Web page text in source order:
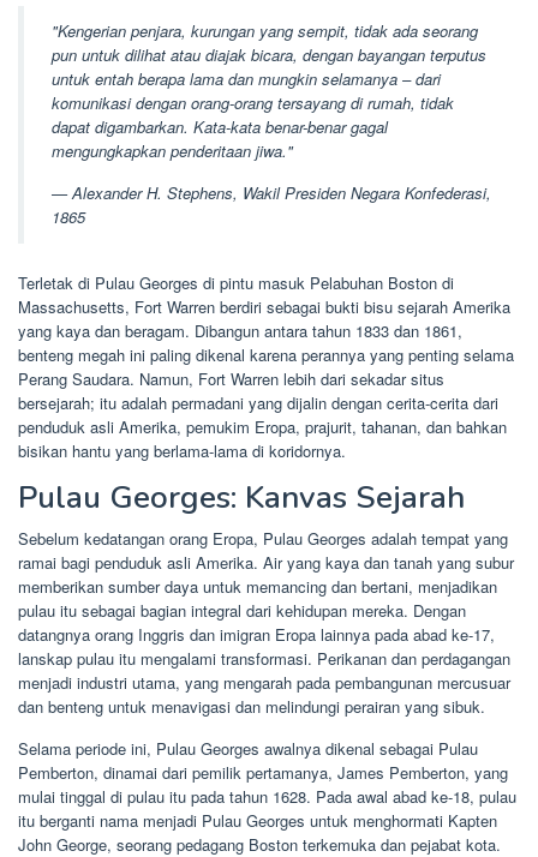
"Kengerian penjara, kurungan yang sempit, tidak ada seorang
pun untuk dilihat atau diajak bicara, dengan bayangan terputus
untuk entah berapa lama dan mungkin selamanya – dari
komunikasi dengan orang-orang tersayang di rumah, tidak
dapat digambarkan. Kata-kata benar-benar gagal
mengungkapkan penderitaan jiwa."
— Alexander H. Stephens, Wakil Presiden Negara Konfederasi,
1865
Terletak di Pulau Georges di pintu masuk Pelabuhan Boston di
Massachusetts, Fort Warren berdiri sebagai bukti bisu sejarah Amerika
yang kaya dan beragam. Dibangun antara tahun 1833 dan 1861,
benteng megah ini paling dikenal karena perannya yang penting selama
Perang Saudara. Namun, Fort Warren lebih dari sekadar situs
bersejarah; itu adalah permadani yang dijalin dengan cerita-cerita dari
penduduk asli Amerika, pemukim Eropa, prajurit, tahanan, dan bahkan
bisikan hantu yang berlama-lama di koridornya.
Pulau Georges: Kanvas Sejarah
Sebelum kedatangan orang Eropa, Pulau Georges adalah tempat yang
ramai bagi penduduk asli Amerika. Air yang kaya dan tanah yang subur
memberikan sumber daya untuk memancing dan bertani, menjadikan
pulau itu sebagai bagian integral dari kehidupan mereka. Dengan
datangnya orang Inggris dan imigran Eropa lainnya pada abad ke-17,
lanskap pulau itu mengalami transformasi. Perikanan dan perdagangan
menjadi industri utama, yang mengarah pada pembangunan mercusuar
dan benteng untuk menavigasi dan melindungi perairan yang sibuk.
Selama periode ini, Pulau Georges awalnya dikenal sebagai Pulau
Pemberton, dinamai dari pemilik pertamanya, James Pemberton, yang
mulai tinggal di pulau itu pada tahun 1628. Pada awal abad ke-18, pulau
itu berganti nama menjadi Pulau Georges untuk menghormati Kapten
John George, seorang pedagang Boston terkemuka dan pejabat kota.